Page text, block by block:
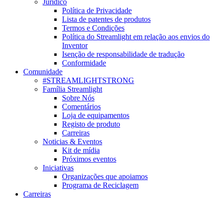
Jurídico
Política de Privacidade
Lista de patentes de produtos
Termos e Condições
Política do Streamlight em relação aos envios do
Inventor
Isenção de responsabilidade de tradução
Conformidade
Comunidade
#STREAMLIGHTSTRONG
Família Streamlight
Sobre Nós
Comentários
Loja de equipamentos
Registo de produto
Carreiras
Noticias & Eventos
Kit de mídia
Próximos eventos
Iniciativas
Organizações que apoiamos
Programa de Reciclagem
Carreiras